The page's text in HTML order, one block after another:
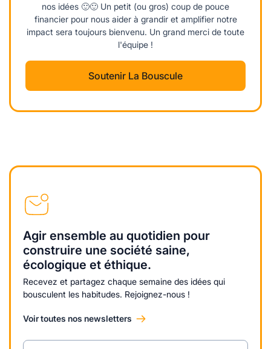
nos idées 🙂🙂 Un petit (ou gros) coup de pouce
financier pour nous aider à grandir et amplifier notre
impact sera toujours bienvenu. Un grand merci de toute
l'équipe !
Soutenir La Bouscule
Agir ensemble au quotidien pour
construire une société saine,
écologique et éthique.
Recevez et partagez chaque semaine des idées qui
bousculent les habitudes. Rejoignez-nous !
Voir toutes nos newsletters